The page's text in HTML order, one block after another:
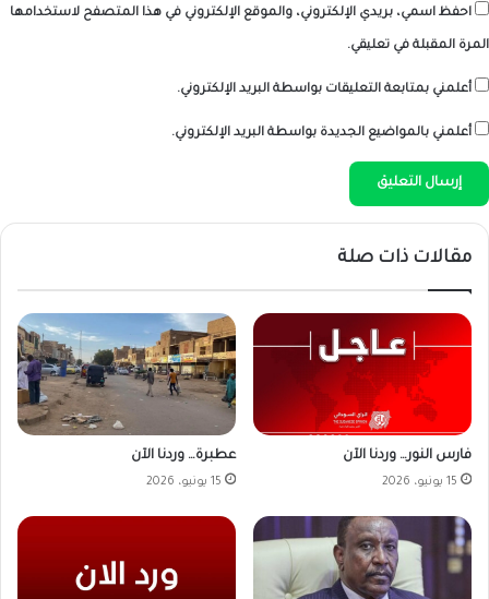
احفظ اسمي، بريدي الإلكتروني، والموقع الإلكتروني في هذا المتصفح لاستخدامها
المرة المقبلة في تعليقي.
أعلمني بمتابعة التعليقات بواسطة البريد الإلكتروني.
أعلمني بالمواضيع الجديدة بواسطة البريد الإلكتروني.
مقالات ذات صلة
فارس النور… وردنا الآن
15 يونيو، 2026
عطبرة… وردنا الآن
15 يونيو، 2026